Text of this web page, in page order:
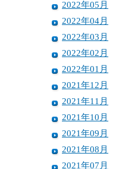
2022年05月
2022年04月
2022年03月
2022年02月
2022年01月
2021年12月
2021年11月
2021年10月
2021年09月
2021年08月
2021年07月